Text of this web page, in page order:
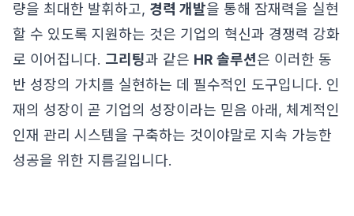
량을 최대한 발휘하고, 경력 개발을 통해 잠재력을 실현
할 수 있도록 지원하는 것은 기업의 혁신과 경쟁력 강화
로 이어집니다. 그리팅과 같은 HR 솔루션은 이러한 동
반 성장의 가치를 실현하는 데 필수적인 도구입니다. 인
재의 성장이 곧 기업의 성장이라는 믿음 아래, 체계적인
인재 관리 시스템을 구축하는 것이야말로 지속 가능한
성공을 위한 지름길입니다.